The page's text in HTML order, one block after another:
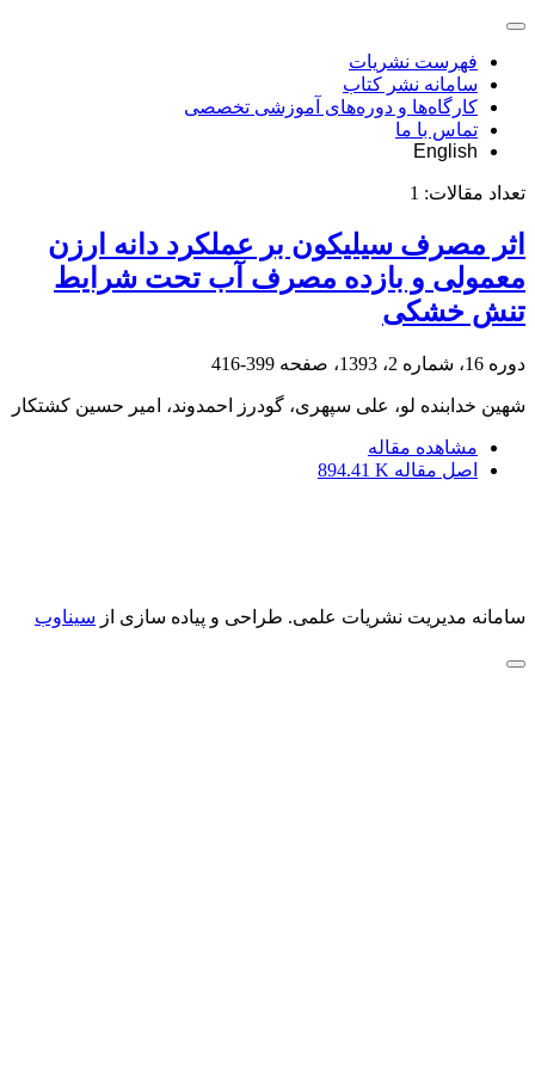
فهرست نشریات
سامانه نشر کتاب
کارگاه‌ها و دوره‌های آموزشی تخصصی
تماس با ما
English
تعداد مقالات: 1
اثر مصرف سیلیکون بر عملکرد دانه ارزن
معمولی و بازده مصرف آب تحت شرایط
تنش خشکی
دوره 16، شماره 2، 1393، صفحه 399-416
شهین خدابنده لو، علی سپهری، گودرز احمدوند، امیر حسین کشتکار
مشاهده مقاله
اصل مقاله 894.41 K
سامانه مدیریت نشریات علمی. طراحی و پیاده سازی از سیناوب